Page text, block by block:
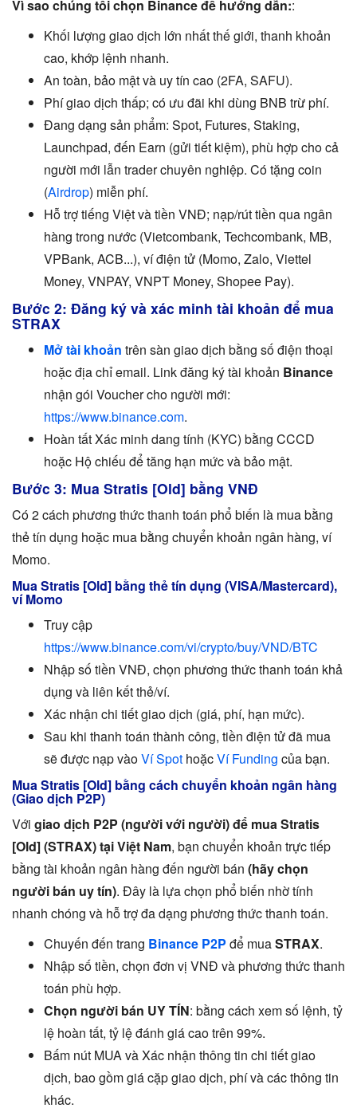
Vì sao chúng tôi chọn Binance để hướng dẫn::
Khối lượng giao dịch lớn nhất thế giới, thanh khoản
cao, khớp lệnh nhanh.
An toàn, bảo mật và uy tín cao (2FA, SAFU).
Phí giao dịch thấp; có ưu đãi khi dùng BNB trừ phí.
Đang dạng sản phẩm: Spot, Futures, Staking,
Launchpad, đến Earn (gửi tiết kiệm), phù hợp cho cả
người mới lẫn trader chuyên nghiệp. Có tặng coin
(Airdrop) miễn phí.
Hỗ trợ tiếng Việt và tiền VNĐ; nạp/rút tiền qua ngân
hàng trong nước (Vietcombank, Techcombank, MB,
VPBank, ACB...), ví điện tử (Momo, Zalo, Viettel
Money, VNPAY, VNPT Money, Shopee Pay).
Bước 2: Đăng ký và xác minh tài khoản để mua
STRAX
Mở tài khoản trên sàn giao dịch bằng số điện thoại
hoặc địa chỉ email. Link đăng ký tài khoản Binance
nhận gói Voucher cho người mới:
https://www.binance.com.
Hoàn tất Xác minh dang tính (KYC) bằng CCCD
hoặc Hộ chiếu để tăng hạn mức và bảo mật.
Bước 3: Mua Stratis [Old] bằng VNĐ
Có 2 cách phương thức thanh toán phổ biến là mua bằng
thẻ tín dụng hoặc mua bằng chuyển khoản ngân hàng, ví
Momo.
Mua Stratis [Old] bằng thẻ tín dụng (VISA/Mastercard),
ví Momo
Truy cập
https://www.binance.com/vi/crypto/buy/VND/BTC
Nhập số tiền VNĐ, chọn phương thức thanh toán khả
dụng và liên kết thẻ/ví.
Xác nhận chi tiết giao dịch (giá, phí, hạn mức).
Sau khi thanh toán thành công, tiền điện tử đã mua
sẽ được nạp vàoVí Spot hoặcVí Funding của bạn.
Mua Stratis [Old] bằng cách chuyển khoản ngân hàng
(Giao dịch P2P)
Với giao dịch P2P (người với người) để mua Stratis
[Old] (STRAX) tại Việt Nam, bạn chuyển khoản trực tiếp
bằng tài khoản ngân hàng đến người bán (hãy chọn
người bán uy tín). Đây là lựa chọn phổ biến nhờ tính
nhanh chóng và hỗ trợ đa dạng phương thức thanh toán.
Chuyến đến trang Binance P2P để muaSTRAX.
Nhập số tiền, chọn đơn vị VNĐ và phương thức thanh
toán phù hợp.
Chọn người bán UY TÍN: bằng cách xem số lệnh, tỷ
lệ hoàn tất, tỷ lệ đánh giá cao trên 99%.
Bấm nút MUA và Xác nhận thông tin chi tiết giao
dịch, bao gồm giá cặp giao dịch, phí và các thông tin
khác.